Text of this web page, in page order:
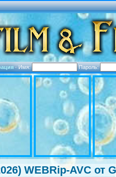
·Имя: Пароль:
WEBRip-AVC от